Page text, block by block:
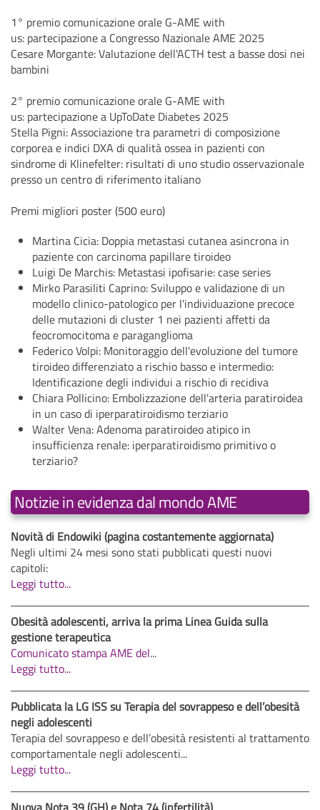
1° premio comunicazione orale G-AME with
us: partecipazione a Congresso Nazionale AME 2025
Cesare Morgante: Valutazione dell'ACTH test a basse dosi nei
bambini
2° premio comunicazione orale G-AME with
us: partecipazione a UpToDate Diabetes 2025
Stella Pigni: Associazione tra parametri di composizione
corporea e indici DXA di qualità ossea in pazienti con
sindrome di Klinefelter: risultati di uno studio osservazionale
presso un centro di riferimento italiano
Premi migliori poster (500 euro)
Martina Cicia: Doppia metastasi cutanea asincrona in
paziente con carcinoma papillare tiroideo
Luigi De Marchis: Metastasi ipofisarie: case series
Mirko Parasiliti Caprino: Sviluppo e validazione di un
modello clinico-patologico per l'individuazione precoce
delle mutazioni di cluster 1 nei pazienti affetti da
feocromocitoma e paraganglioma
Federico Volpi: Monitoraggio dell'evoluzione del tumore
tiroideo differenziato a rischio basso e intermedio:
Identificazione degli individui a rischio di recidiva
Chiara Pollicino: Embolizzazione dell'arteria paratiroidea
in un caso di iperparatiroidismo terziario
Walter Vena: Adenoma paratiroideo atipico in
insufficienza renale: iperparatiroidismo primitivo o
terziario?
Notizie in evidenza dal mondo AME
Novità di Endowiki (pagina costantemente aggiornata)
Negli ultimi 24 mesi sono stati pubblicati questi nuovi
capitoli:
Leggi tutto...
Obesità adolescenti, arriva la prima Linea Guida sulla
gestione terapeutica
Comunicato stampa AME del...
Leggi tutto...
Pubblicata la LG ISS su Terapia del sovrappeso e dell’obesità
negli adolescenti
Terapia del sovrappeso e dell’obesità resistenti al trattamento
comportamentale negli adolescenti...
Leggi tutto...